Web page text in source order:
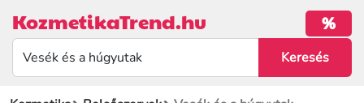
KozmetikaTrend.hu %